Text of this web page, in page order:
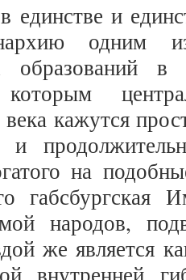
единстве и
одним
образований
кажутся
на
народов,
же является